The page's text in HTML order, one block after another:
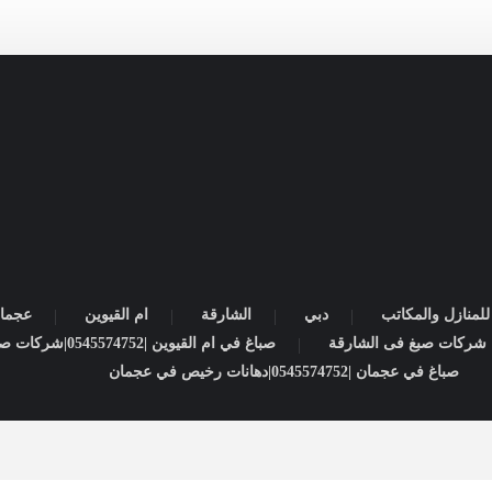
والمكاتب دبي الشارقة ام القيوين
صباغ في ام القيوين |0545574752|شركات صبغ
صباغ في عجمان |0545574752|دهانات رخيص في عجمان